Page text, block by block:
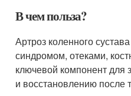
В чем польза?
Артроз коленного
синдромом, отеками,
ключевой компонент для
и восстановлению после